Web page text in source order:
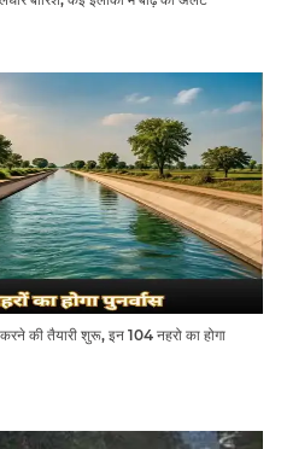
की तैयारी शुरू, इन 104 नहरो का होगा